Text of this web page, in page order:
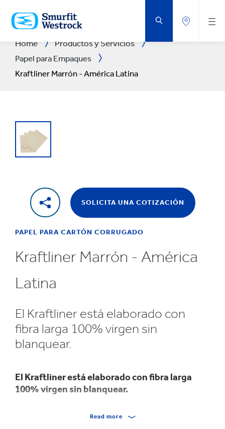
AL
CONTENIDO
PRINCIPAL
Home
Productos y Servicios
Papel para Empaques
Kraftliner Marrón - América Latina
SOLICITA UNA COTIZACIÓN
PAPEL PARA CARTÓN CORRUGADO
Kraftliner Marrón - América
Latina
El Kraftliner está elaborado con
fibra larga 100% virgen sin
blanquear.
El Kraftliner está elaborado con fibra larga
100% virgen sin blanquear.
Read more